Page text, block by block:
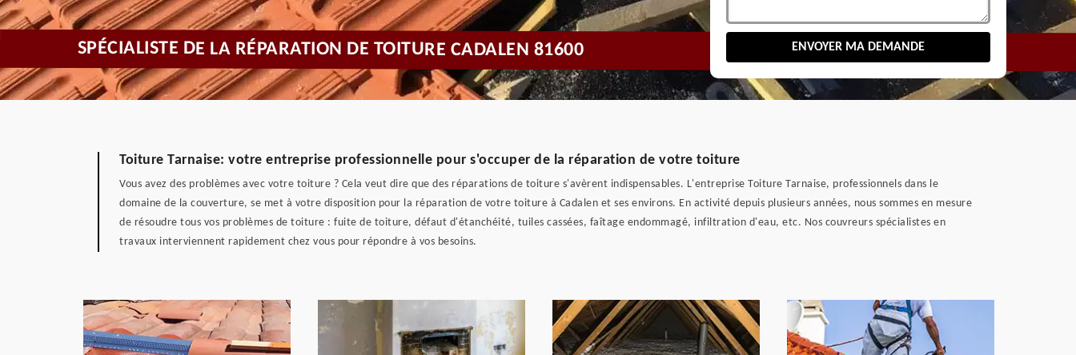
SPÉCIALISTE DE LA RÉPARATION DE TOITURE CADALEN 81600
Toiture Tarnaise: votre entreprise professionnelle pour s'occuper de la réparation de votre toiture
Vous avez des problèmes avec votre toiture ? Cela veut dire que des réparations de toiture s'avèrent indispensables. L'entreprise Toiture Tarnaise, professionnels dans le
domaine de la couverture, se met à votre disposition pour la réparation de votre toiture à Cadalen et ses environs. En activité depuis plusieurs années, nous sommes en mesure
de résoudre tous vos problèmes de toiture : fuite de toiture, défaut d'étanchéité, tuiles cassées, faîtage endommagé, infiltration d'eau, etc. Nos couvreurs spécialistes en
travaux interviennent rapidement chez vous pour répondre à vos besoins.